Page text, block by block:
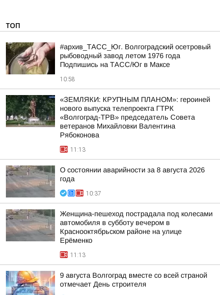
ТОП
#архив_ТАСС_Юг. Волгоградский осетровый
рыбоводный завод летом 1976 года
Подпишись на ТАСС/Юг в Максе
10:58
«ЗЕМЛЯКИ: КРУПНЫМ ПЛАНОМ»: героиней
нового выпуска телепроекта ГТРК
«Волгоград-ТРВ» председатель Совета
ветеранов Михайловки Валентина
Рябоконова
11:13
О состоянии аварийности за 8 августа 2026
года
10:37
Женщина-пешеход пострадала под колесами
автомобиля в субботу вечером в
Краснооктябрьском районе на улице
Ерёменко
11:13
9 августа Волгоград вместе со всей страной
отмечает День строителя